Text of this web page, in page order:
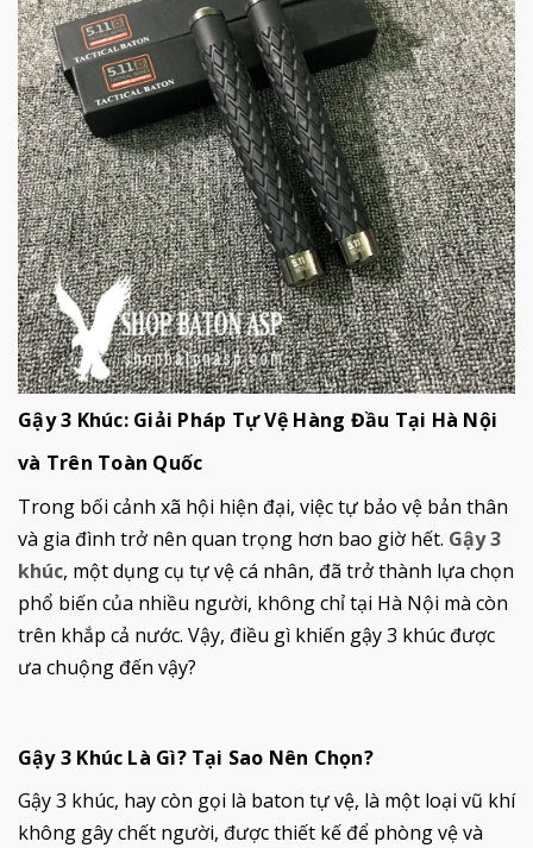
Gậy 3 Khúc: Giải Pháp Tự Vệ Hàng Đầu Tại Hà Nội
và Trên Toàn Quốc
Trong bối cảnh xã hội hiện đại, việc tự bảo vệ bản thân
và gia đình trở nên quan trọng hơn bao giờ hết. Gậy 3
khúc, một dụng cụ tự vệ cá nhân, đã trở thành lựa chọn
phổ biến của nhiều người, không chỉ tại Hà Nội mà còn
trên khắp cả nước. Vậy, điều gì khiến gậy 3 khúc được
ưa chuộng đến vậy?
Gậy 3 Khúc Là Gì? Tại Sao Nên Chọn?
Gậy 3 khúc, hay còn gọi là baton tự vệ, là một loại vũ khí
không gây chết người, được thiết kế để phòng vệ và